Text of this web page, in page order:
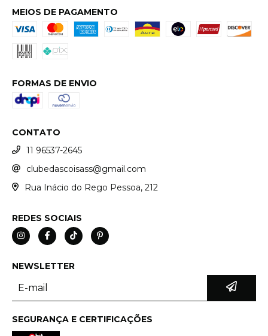
MEIOS DE PAGAMENTO
FORMAS DE ENVIO
CONTATO
11 96537-2645
clubedascoisass@gmail.com
Rua Inácio do Rego Pessoa, 212
REDES SOCIAIS
NEWSLETTER
SEGURANÇA E CERTIFICAÇÕES